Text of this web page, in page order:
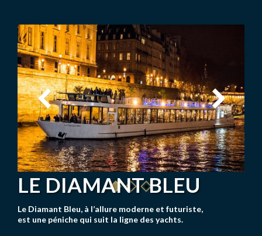
LE DIAMANT BLEU
Le Diamant Bleu, à l’allure moderne et futuriste,
est une péniche qui suit la ligne des yachts.